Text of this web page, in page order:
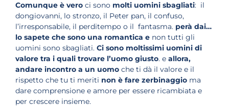
Comunque è vero ci sono molti uomini sbagliati: il
dongiovanni, lo stronzo, il Peter pan, il confuso,
l’irresponsabile, il perditempo o il fantasma. perà dai…
lo sapete che sono una romantica e non tutti gli
uomini sono sbagliati. Ci sono moltissimi uomini di
valore tra i quali trovare l’uomo giusto. e allora,
andare incontro a un uomo che ti dà il valore e il
rispetto che tu ti meriti non è fare zerbinaggio ma
dare comprensione e amore per essere ricambiata e
per crescere insieme.